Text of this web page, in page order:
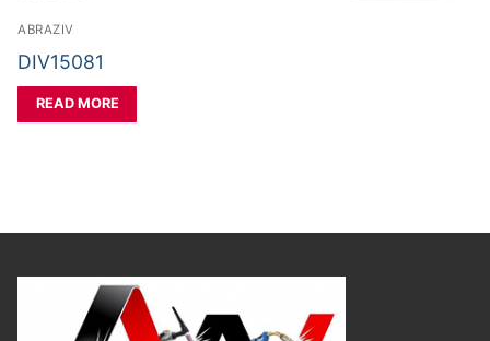
ABRAZIV
DIV15081
READ MORE